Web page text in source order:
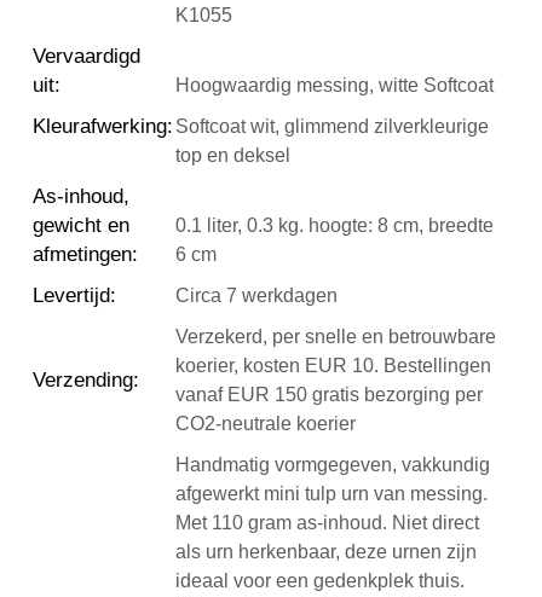
K1055
Vervaardigd
uit: Hoogwaardig messing, witte Softcoat
Kleurafwerking: Softcoat wit, glimmend zilverkleurige
top en deksel
As-inhoud,
gewicht en
afmetingen:
0.1 liter, 0.3 kg. hoogte: 8 cm, breedte
6 cm
Levertijd: Circa 7 werkdagen
Verzending:
Verzekerd, per snelle en betrouwbare
koerier, kosten EUR 10. Bestellingen
vanaf EUR 150 gratis bezorging per
CO2-neutrale koerier
Handmatig vormgegeven, vakkundig
afgewerkt mini tulp urn van messing.
Met 110 gram as-inhoud. Niet direct
als urn herkenbaar, deze urnen zijn
ideaal voor een gedenkplek thuis.